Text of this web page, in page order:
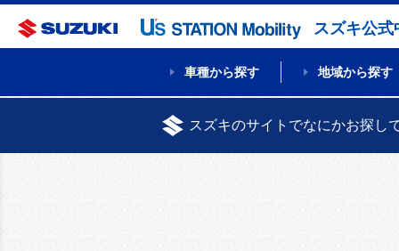
スズキ公式
車種から探す 地域から探す
スズキのサイトでなにかお探し